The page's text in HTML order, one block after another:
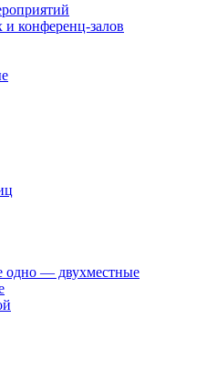
и конференц-залов
одно — двухместные